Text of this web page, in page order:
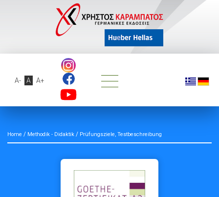
A- A A+
Home / Methodik - Didaktik / Prüfungsziele, Testbeschreibung